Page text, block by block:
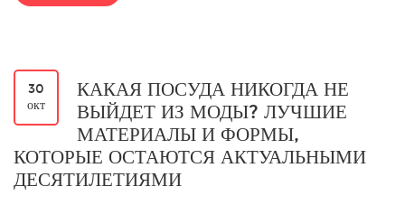
30
окт
КАКАЯ ПОСУДА НИКОГДА НЕ
ВЫЙДЕТ ИЗ МОДЫ? ЛУЧШИЕ
МАТЕРИАЛЫ И ФОРМЫ,
КОТОРЫЕ ОСТАЮТСЯ АКТУАЛЬНЫМИ
ДЕСЯТИЛЕТИЯМИ